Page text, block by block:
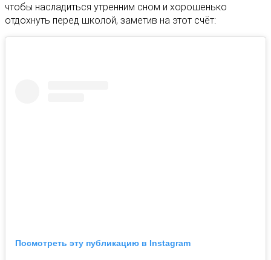
чтобы насладиться утренним сном и хорошенько
отдохнуть перед школой, заметив на этот счёт:
Посмотреть эту публикацию в Instagram